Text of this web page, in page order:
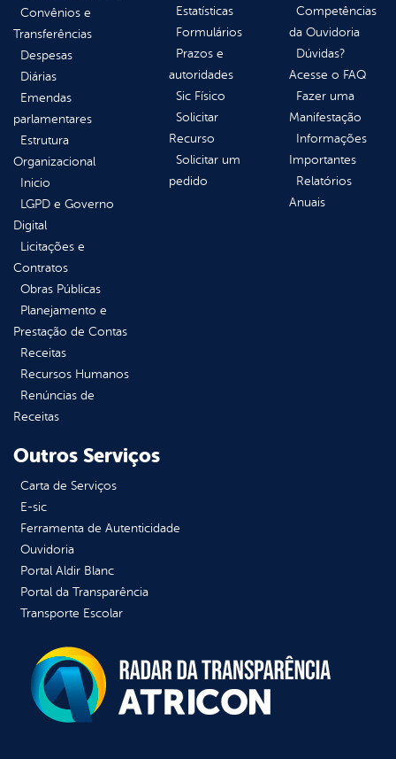
Convênios e
Transferências
Despesas
Diárias
Emendas
parlamentares
Estrutura
Organizacional
Inicio
LGPD e Governo
Digital
Licitações e
Contratos
Obras Públicas
Planejamento e
Prestação de Contas
Receitas
Recursos Humanos
Renúncias de
Receitas
Estatísticas
Formulários
Prazos e
autoridades
Sic Físico
Solicitar
Recurso
Solicitar um
pedido
Competências
da Ouvidoria
Dúvidas?
Acesse o FAQ
Fazer uma
Manifestação
Informações
Importantes
Relatórios
Anuais
Outros Serviços
Carta de Serviços
E-sic
Ferramenta de Autenticidade
Ouvidoria
Portal Aldir Blanc
Portal da Transparência
Transporte Escolar